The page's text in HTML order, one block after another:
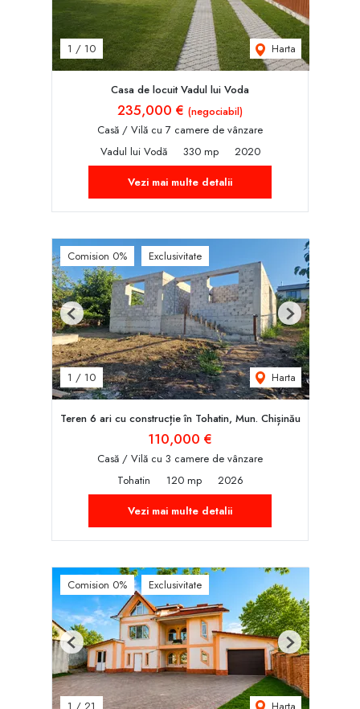
1 / 10 Harta
Casa de locuit Vadul lui Voda
235,000 € (negociabil)
Casă / Vilă cu 7 camere de vânzare
Vadul lui Vodă
330 mp
2020
Vezi mai multe detalii
Comision 0% Exclusivitate
1 / 10 Harta
Previous Next
Teren 6 ari cu construcție în Tohatin, Mun. Chișinău
110,000 €
Casă / Vilă cu 3 camere de vânzare
Tohatin
120 mp
2026
Vezi mai multe detalii
Comision 0% Exclusivitate
Previous Next